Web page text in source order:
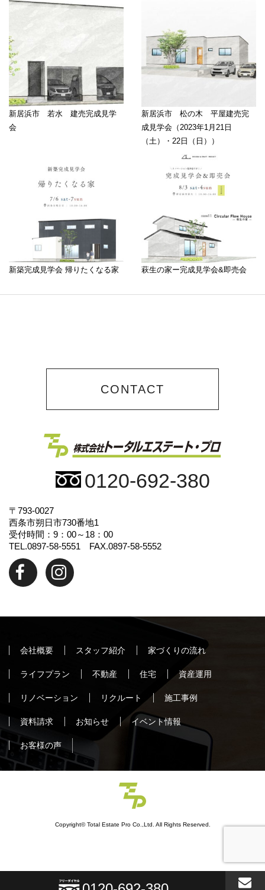
新居浜市 若水 建売完成見学
会
新居浜市 松の木 平屋建売完
成見学会（2023年1月21日
（土）・22日（日））
新築完成見学会 帰りたくなる家 萩生の家ー完成見学会&即売会
CONTACT
0120-692-380
〒793-0027
西条市朔日市730番地1
受付時間：9：00～18：00
TEL.0897-58-5551 FAX.0897-58-5552
会社概要 スタッフ紹介 家づくりの流れ
ライフプラン 不動産 住宅 資産運用
リノベーション リクルート 施工事例
資料請求 お知らせ イベント情報
お客様の声
Copyright© Total Estate Pro Co.,Ltd. All Rights Reserved.